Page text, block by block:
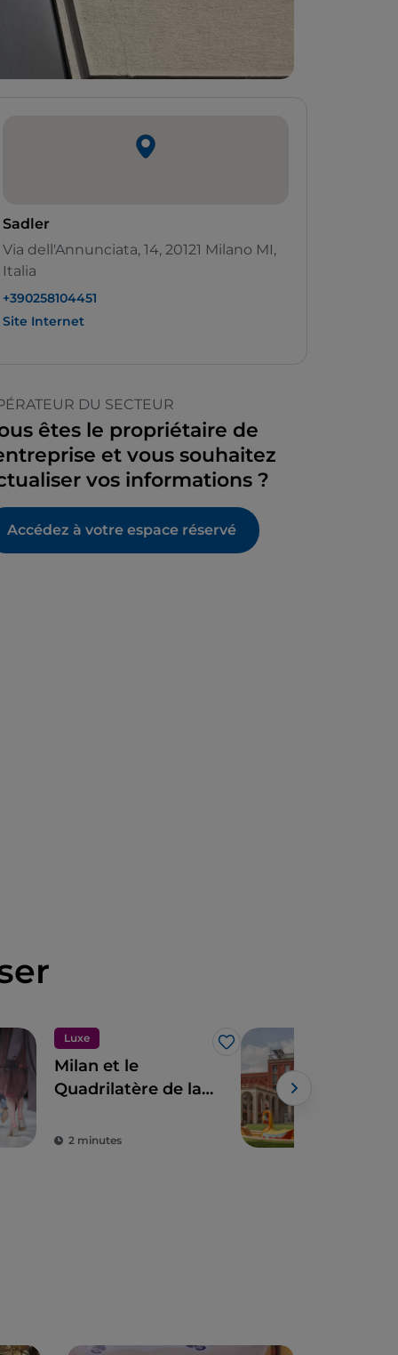
Sadler
Via dell'Annunciata, 14, 20121 Milano MI,
Italia
+390258104451
Site Internet
DU SECTEUR
êtes le propriétaire de
et vous souhaitez
vos informations ?
Accédez à votre espace réservé
Luxe
J’aime
Milan et le
Quadrilatère de la
2 minutes